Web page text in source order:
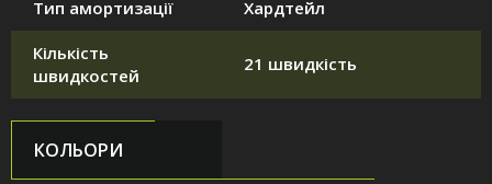
Тип амортизації Хардтейл
Кількість
швидкостей
21 швидкість
КОЛЬОРИ